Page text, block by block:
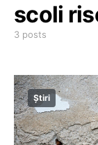
scoli
3 posts
Știri